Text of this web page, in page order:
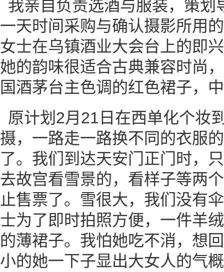
我亲自负责选酒与服装，策划
一天时间采购与确认摄影所用
女士在乌镇酒业大会台上的即
她的韵味很适合古典兼容时尚
国酒茅台主色调的红色裙子，
原计划2月21日在西单化个妆
摄，一路走一路换不同的衣服
了。我们到达天安门正门时，
去故宫看雪景的，看样子等两
止售票了。雪很大，我们没有
士为了即时拍照方便，一件羊
的薄裙子。我怕她吃不消，想
小的她一下子显出大女人的气